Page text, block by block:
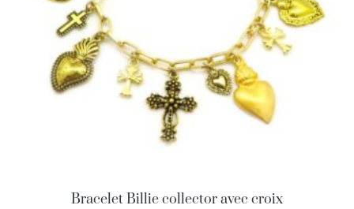
Bracelet Billie collector avec croix